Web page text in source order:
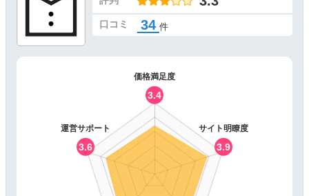
口コミ 34 件
価格満足度
3.4
サイト明瞭度
3.9
運営サポート
3.6